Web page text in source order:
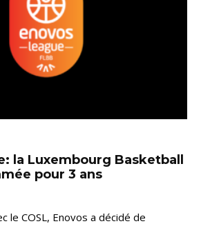
la Luxembourg Basketball
pour 3 ans
le COSL, Enovos a décidé de